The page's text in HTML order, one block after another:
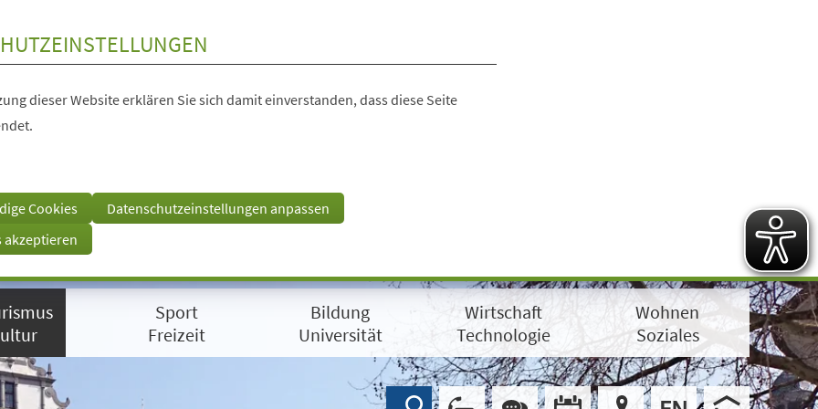
dieser Website erklären Sie sich damit einverstanden, dass diese Seite
Cookies
Datenschutzeinstellungen anpassen
akzeptieren
Sport
Freizeit
Bildung
Universität
Wirtschaft
Technologie
Wohnen
Soziales